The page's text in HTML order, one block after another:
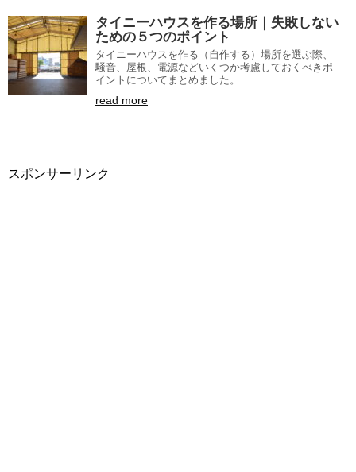
タイニーハウスを作る場所｜失敗しない
ための５つのポイント
タイニーハウスを作る（自作する）場所を選ぶ際、
騒音、屋根、電源などいくつか考慮しておくべきポ
イントについてまとめました。
read more
スポンサーリンク